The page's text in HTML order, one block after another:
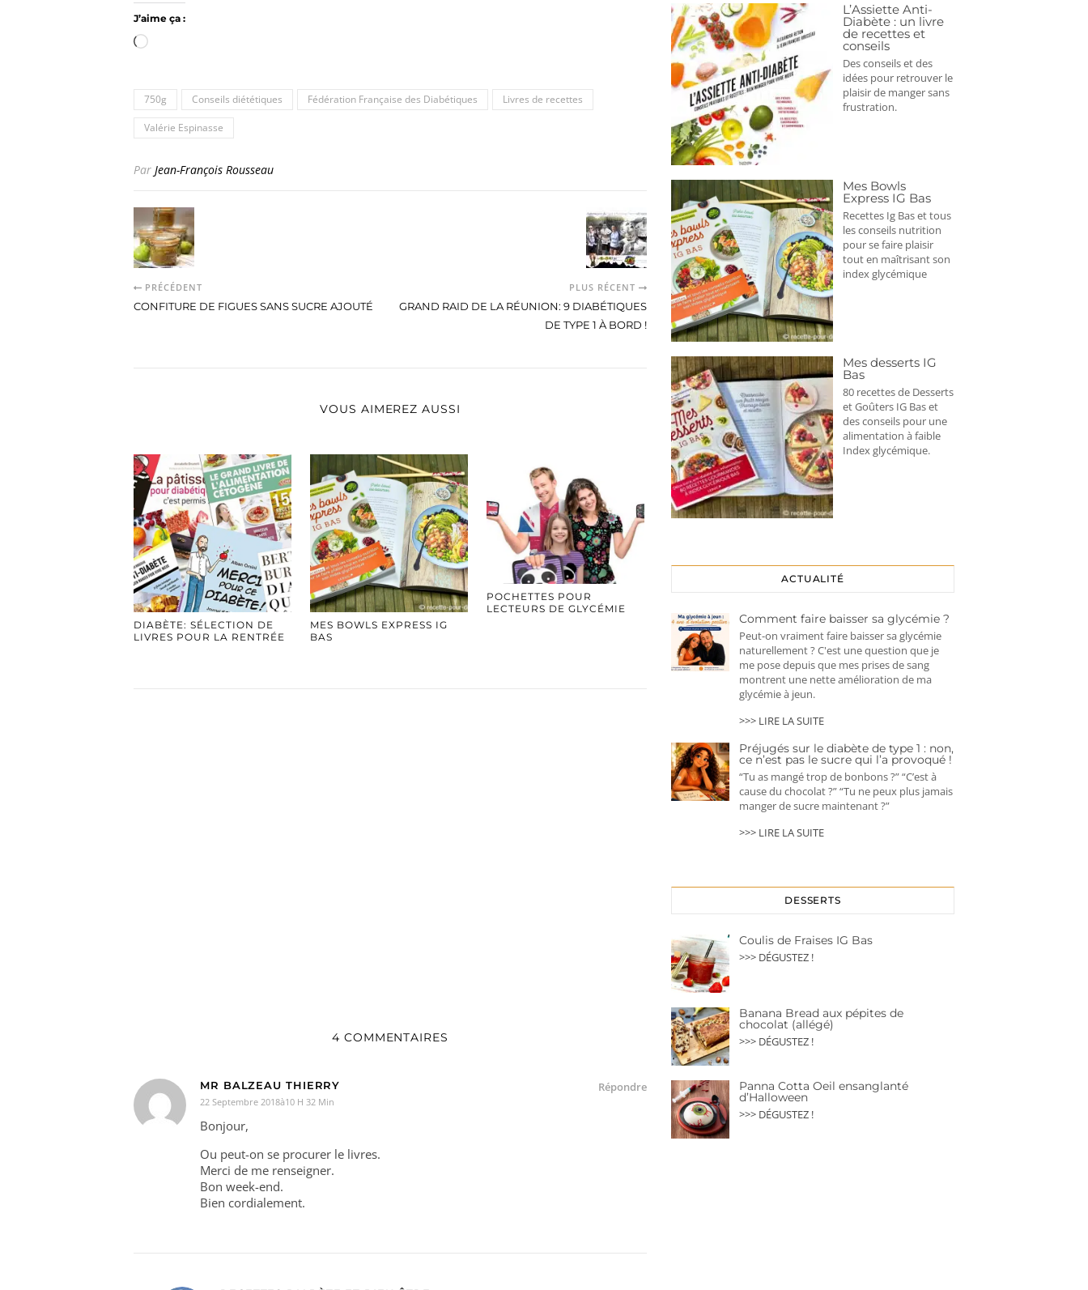
J’aime ça :
Chargement…
750g Conseils diététiques Fédération Française des Diabétiques Livres de recettes
Valérie Espinasse
Par Jean-François Rousseau
PRÉCÉDENT
CONFITURE DE FIGUES SANS SUCRE AJOUTÉ
PLUS RÉCENT
GRAND RAID DE LA RÉUNION: 9 DIABÉTIQUES
DE TYPE 1 À BORD !
VOUS AIMEREZ AUSSI
DIABÈTE: SÉLECTION DE
LIVRES POUR LA RENTRÉE
MES BOWLS EXPRESS IG
BAS
POCHETTES POUR
LECTEURS DE GLYCÉMIE
4 COMMENTAIRES
MR BALZEAU THIERRY
22 Septembre 2018à10 H 32 Min
Répondre
Bonjour,
Ou peut-on se procurer le livres.
Merci de me renseigner.
Bon week-end.
Bien cordialement.
L’Assiette Anti-
Diabète : un livre
de recettes et
conseils
Des conseils et des
idées pour retrouver le
plaisir de manger sans
frustration.
Mes Bowls
Express IG Bas
Recettes Ig Bas et tous
les conseils nutrition
pour se faire plaisir
tout en maîtrisant son
index glycémique
Mes desserts IG
Bas
80 recettes de Desserts
et Goûters IG Bas et
des conseils pour une
alimentation à faible
Index glycémique.
ACTUALITÉ
Comment faire baisser sa glycémie ?
Peut-on vraiment faire baisser sa glycémie
naturellement ? C'est une question que je
me pose depuis que mes prises de sang
montrent une nette amélioration de ma
glycémie à jeun.
>>> LIRE LA SUITE
Préjugés sur le diabète de type 1 : non,
ce n’est pas le sucre qui l’a provoqué !
“Tu as mangé trop de bonbons ?” “C’est à
cause du chocolat ?” “Tu ne peux plus jamais
manger de sucre maintenant ?”
>>> LIRE LA SUITE
DESSERTS
Coulis de Fraises IG Bas
>>> DÉGUSTEZ !
Banana Bread aux pépites de
chocolat (allégé)
>>> DÉGUSTEZ !
Panna Cotta Oeil ensanglanté
d’Halloween
>>> DÉGUSTEZ !